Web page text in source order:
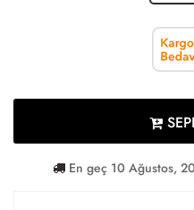
En geç 10 Ağustos,